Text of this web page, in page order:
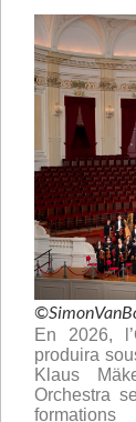
En 2026,
produira
Klaus
Orchestra